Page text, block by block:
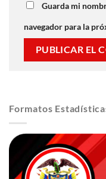
Guarda mi
navegador para la
Formatos